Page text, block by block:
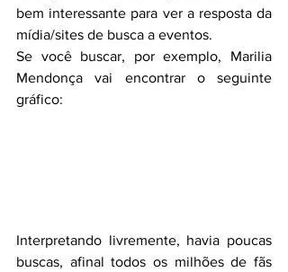
bem interessante para ver a resposta da
mídia/sites de busca a eventos.
Se você buscar, por exemplo, Marilia
Mendonça vai encontrar o seguinte
gráfico:
Interpretando livremente, havia poucas
buscas, afinal todos os milhões de fãs